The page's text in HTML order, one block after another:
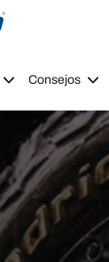
Consejos